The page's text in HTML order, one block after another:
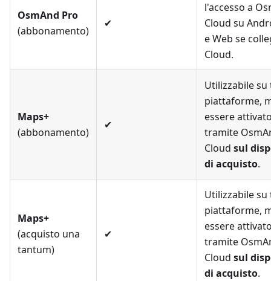
OsmAnd Pro
(abbonamento)
✔
l'accesso a
Cloud su
e Web se
Cloud.
Maps+
(abbonamento)
✔
Utilizzabile
piattaforme,
essere
tramite
Cloud sul
di acquisto.
Maps+
(acquisto una
tantum)
✔
Utilizzabile
piattaforme,
essere
tramite
Cloud sul
di acquisto.